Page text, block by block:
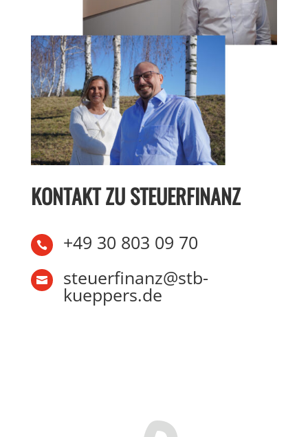
KONTAKT ZU STEUERFINANZ
 +49 30 803 09 70
 steuerfinanz@stb-
kueppers.de